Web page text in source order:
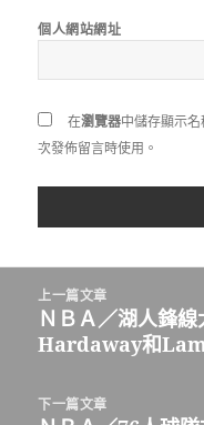
個人網站網址
在瀏覽器中儲存顯示
次發佈留言時使用。
上一篇文章
上
一
文
ＮＢＡ／湖人鋒
Hardaway和
下一篇文章